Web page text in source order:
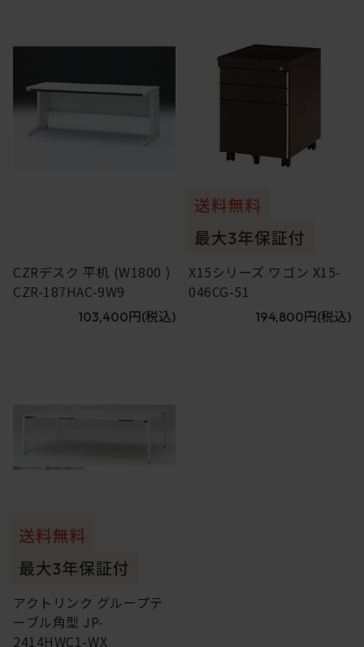
CZRデスク 平机 (W1800 )
CZR-187HAC-9W9
103,400円 (税込)
X15シリーズ ワゴン X15-
046CG-51
194,800円 (税込)
アクトリンク グループテ
ーブル角型 JP-
2414HWC1-WX